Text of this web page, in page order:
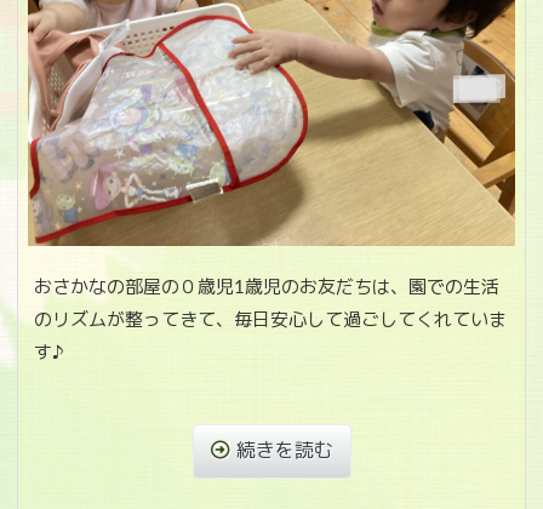
おさかなの部屋の０歳児1歳児のお友だちは、園での生活
のリズムが整ってきて、毎日安心して過ごしてくれていま
す♪
続きを読む